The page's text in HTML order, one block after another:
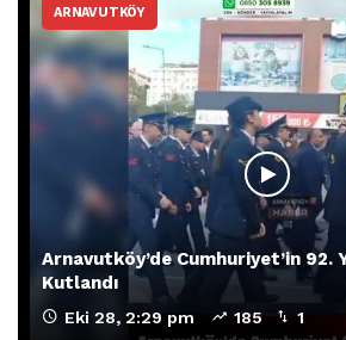
ARNAVUTKÖY
Arnavutköy’de Cumhuriyet’in 92.
Kutlandı
Eki 28, 2:29 pm 185 1